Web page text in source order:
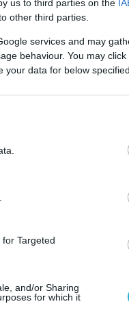
us to third parties on the
other third parties.
services and may
behaviour. You may
your data for below
Targeted
and/or Sharing
for which it
της
για μια
τα δικά τους
όμως,
οικονομική
του για
Βασικό